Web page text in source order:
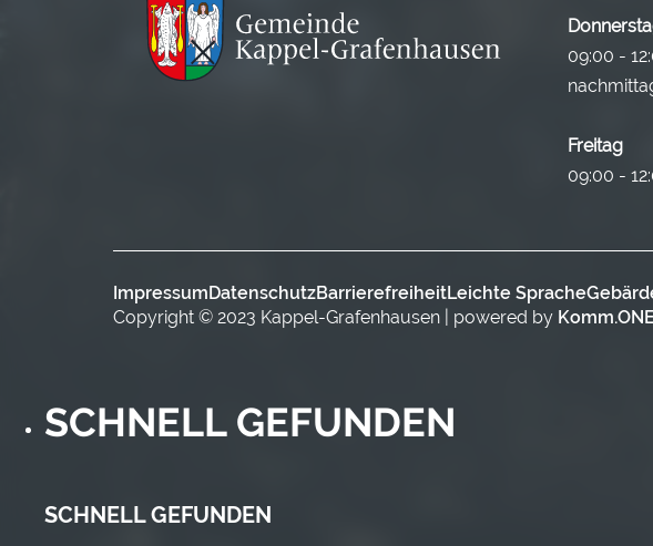
09:00 -
Freitag
09:00 -
ImpressumDatenschutzBarrierefreiheitLeichte Sprache
Copyright © 2023 Kappel-Grafenhausen | powered by Komm.ONE
SCHNELL GEFUNDEN
SCHNELL GEFUNDEN